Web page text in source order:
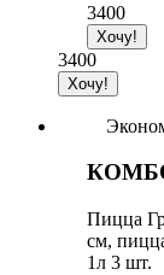
3400
3400
Пицца
см,
1л 3 шт.